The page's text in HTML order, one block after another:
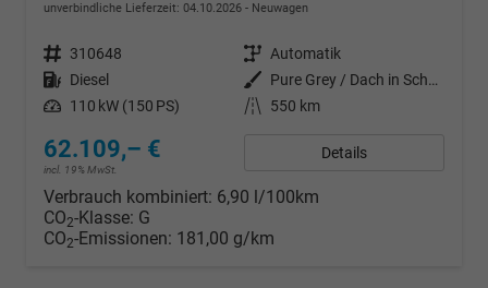
unverbindliche Lieferzeit: 04.10.2026 Neuwagen
Fahrzeugnr. 310648 Getriebe Automatik
Kraftstoff Diesel Außenfarbe
Pure Grey / Dach in Schwarz
Leistung 110 kW (150 PS) Kilometerstand 550 km
62.109,– €
incl. 19% MwSt.
Details
Verbrauch kombiniert: 6,90 l/100km
CO2-Klasse: G
CO2-Emissionen: 181,00 g/km